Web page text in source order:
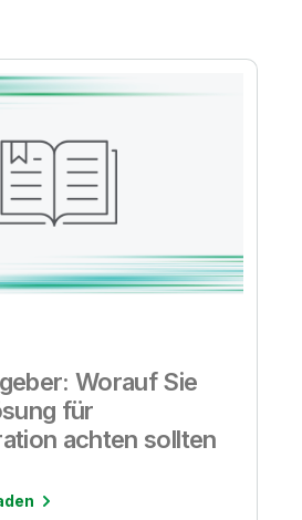
Worauf Sie
für
achten sollten